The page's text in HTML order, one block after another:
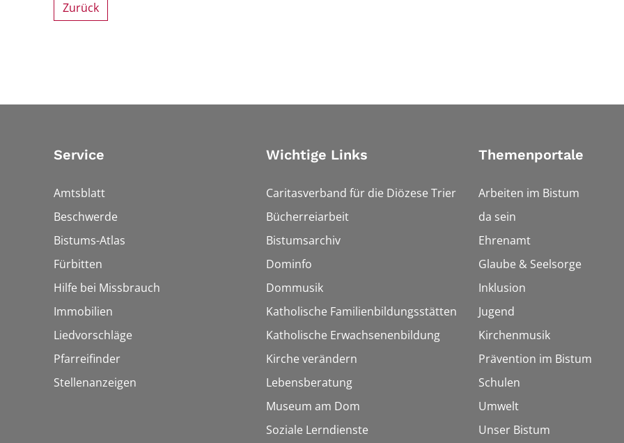
Zurück
Service
Amtsblatt
Beschwerde
Bistums-Atlas
Fürbitten
Hilfe bei Missbrauch
Immobilien
Liedvorschläge
Pfarreifinder
Stellenanzeigen
Wichtige Links
Caritasverband für die Diözese Trier
Bücherreiarbeit
Bistumsarchiv
Dominfo
Dommusik
Katholische Familienbildungsstätten
Katholische Erwachsenenbildung
Kirche verändern
Lebensberatung
Museum am Dom
Soziale Lerndienste
Themenportale
Arbeiten im Bistum
da sein
Ehrenamt
Glaube & Seelsorge
Inklusion
Jugend
Kirchenmusik
Prävention im Bistum
Schulen
Umwelt
Unser Bistum